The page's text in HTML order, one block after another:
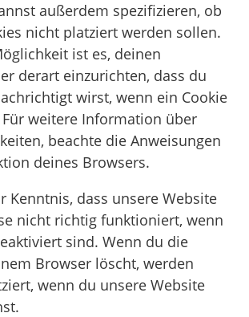
außerdem spezifizieren, ob
nicht platziert werden sollen.
ist es, deinen
derart einzurichten, dass du
wirst, wenn ein Cookie
weitere Information über
beachte die Anweisungen
deines Browsers.
Kenntnis, dass unsere Website
nicht richtig funktioniert, wenn
sind. Wenn du die
Browser löscht, werden
wenn du unsere Website